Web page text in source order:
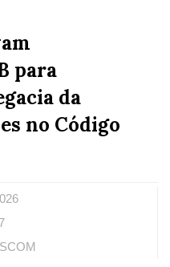
para
da
no Código